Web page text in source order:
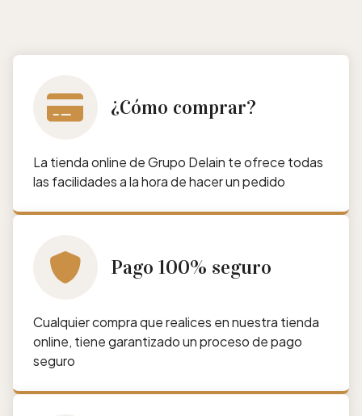
¿Cómo comprar?
La tienda online de Grupo Delain te ofrece todas
las facilidades a la hora de hacer un pedido
Pago 100% seguro
Cualquier compra que realices en nuestra tienda
online, tiene garantizado un proceso de pago
seguro